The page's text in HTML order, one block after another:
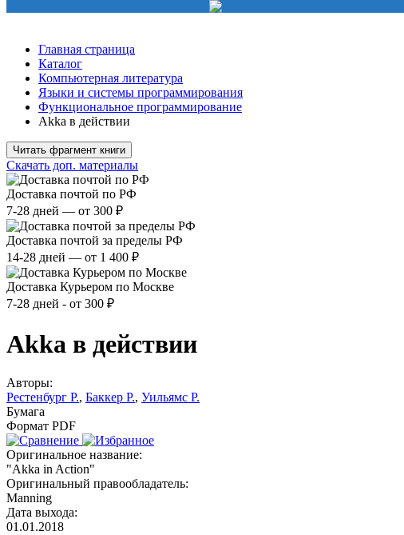
Главная страница
Каталог
Компьютерная литература
Языки и системы программирования
Функциональное программирование
Akka в действии
Читать фрагмент книги
Скачать доп. материалы
Доставка почтой по РФ
7-28 дней — от 300 ₽
Доставка почтой за пределы РФ
14-28 дней — от 1 400 ₽
Доставка Курьером по Москве
7-28 дней - от 300 ₽
Akka в действии
Авторы:
Рестенбург Р., Баккер Р., Уильямс Р.
Бумага
Формат PDF
Оригинальное название:
"Akka in Action"
Оригинальный правообладатель:
Manning
Дата выхода:
01.01.2018